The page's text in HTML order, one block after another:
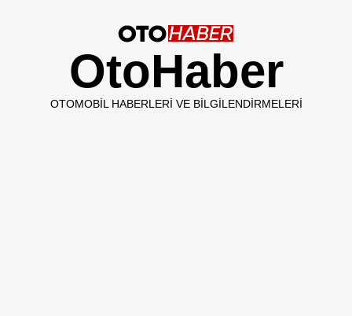
OtoHaber
OTOMOBIL HABERLERI VE BILGILENDIRMELERI